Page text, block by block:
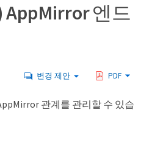
AppMirror 엔드
변경 제안 PDF
관계를 관리할 수 있습